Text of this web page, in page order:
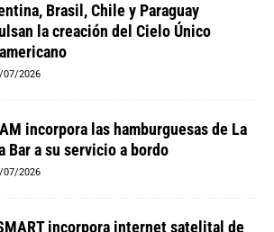
Brasil, Chile y Paraguay
la creación del Cielo Único
07/2026
incorpora las hamburguesas de La
Bar a su servicio a bordo
07/2026
incorpora internet satelital de